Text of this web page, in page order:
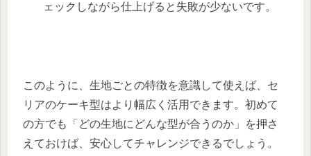
ェックしながら仕上げると失敗が少ないです。
このように、生地ごとの特徴を意識して使えば、セ
リアのケーキ型はより幅広く活用できます。初めて
の方でも「どの生地にどんな型が合うのか」を押さ
えておけば、安心してチャレンジできるでしょう。